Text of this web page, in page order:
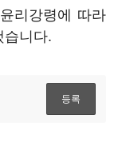
리강령에 따라
습니다.